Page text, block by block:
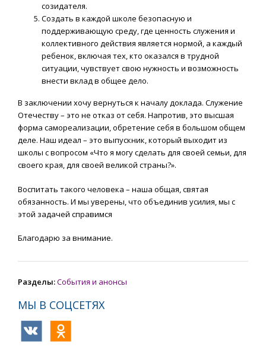
созидателя.
Создать в каждой школе безопасную и
поддерживающую среду, где ценность служения и
коллективного действия является нормой, а каждый
ребенок, включая тех, кто оказался в трудной
ситуации, чувствует свою нужность и возможность
внести вклад в общее дело.
В заключении хочу вернуться к началу доклада. Служение
Отечеству – это не отказ от себя. Напротив, это высшая
форма самореализации, обретение себя в большом общем
деле. Наш идеал – это выпускник, который выходит из
школы с вопросом «Что я могу сделать для своей семьи, для
своего края, для своей великой страны?».
Воспитать такого человека – наша общая, святая
обязанность. И мы уверены, что объединив усилия, мы с
этой задачей справимся
Благодарю за внимание.
Разделы:События и анонсы
МЫ В СОЦСЕТЯХ